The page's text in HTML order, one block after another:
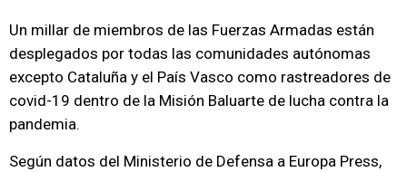
Un millar de miembros de las Fuerzas Armadas están
desplegados por todas las comunidades autónomas
excepto Cataluña y el País Vasco como rastreadores de
covid-19 dentro de la Misión Baluarte de lucha contra la
pandemia.
Según datos del Ministerio de Defensa a Europa Press,